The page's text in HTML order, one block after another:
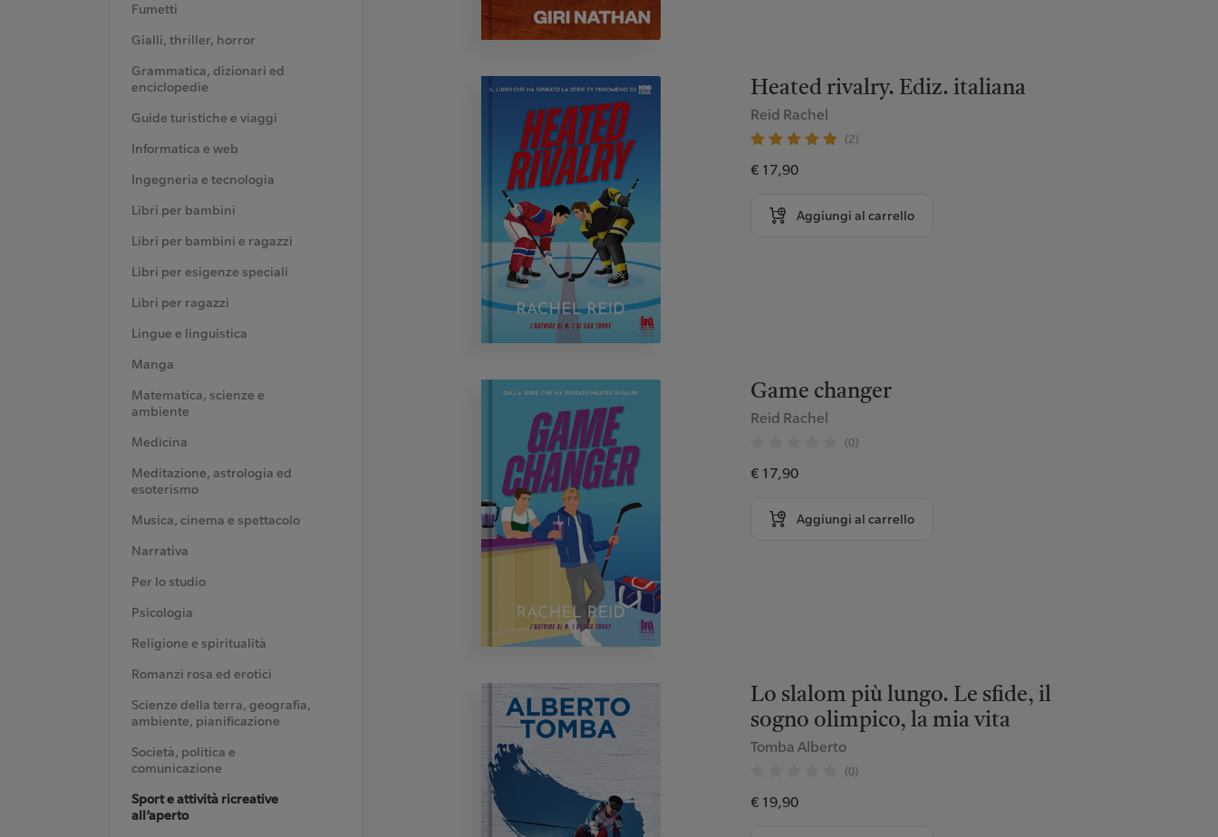
Fumetti
Gialli, thriller, horror
Grammatica, dizionari ed
enciclopedie
Guide turistiche e viaggi
Informatica e web
Ingegneria e tecnologia
Libri per bambini
Libri per bambini e ragazzi
Libri per esigenze speciali
Libri per ragazzi
Lingue e linguistica
Manga
Matematica, scienze e
ambiente
Medicina
Meditazione, astrologia ed
esoterismo
Musica, cinema e spettacolo
Narrativa
Per lo studio
Psicologia
Religione e spiritualità
Romanzi rosa ed erotici
Scienze della terra, geografia,
ambiente, pianificazione
Società, politica e
comunicazione
Sport e attività ricreative
all’aperto
Heated rivalry. Ediz. italiana
Reid Rachel
(2)
€ 17,90
Aggiungi al carrello
Game changer
Reid Rachel
(0)
€ 17,90
Aggiungi al carrello
Lo slalom più lungo. Le sfide, il
sogno olimpico, la mia vita
Tomba Alberto
(0)
€ 19,90